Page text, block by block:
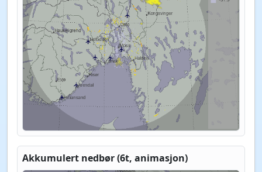
Akkumulert nedbør (6t, animasjon)